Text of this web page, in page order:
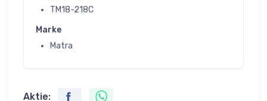
TM18-218C
Marke
Matra
Aktie: